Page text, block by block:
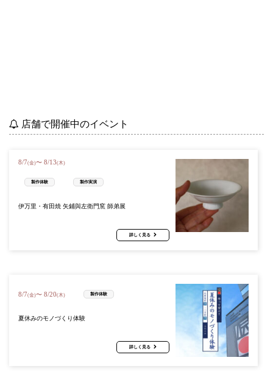
店舗で開催中のイベント
8/7(金)〜 8/13(木)
製作体験 製作実演
伊万里・有田焼 矢鋪與左衛門窯 師弟展
詳しく見る
8/7(金)〜 8/20(木) 製作体験
夏休みのモノづくり体験
詳しく見る